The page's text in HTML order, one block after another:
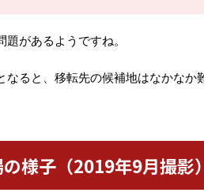
があるようですね。
ると、移転先の候補地はなかなか
様子（2019年9月撮影）